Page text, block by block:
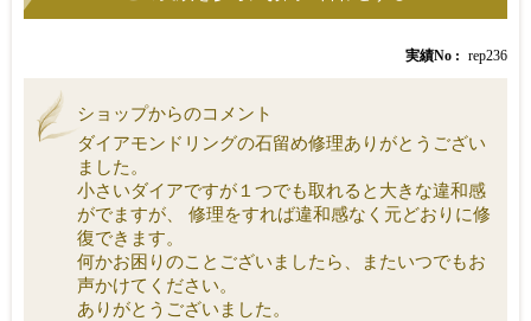
実績No rep236
ショップからのコメント
ダイアモンドリングの石留め修理ありがとうござい
ました。
小さいダイアですが１つでも取れると大きな違和感
がでますが、 修理をすれば違和感なく元どおりに修
復できます。
何かお困りのことございましたら、またいつでもお
声かけてください。
ありがとうございました。